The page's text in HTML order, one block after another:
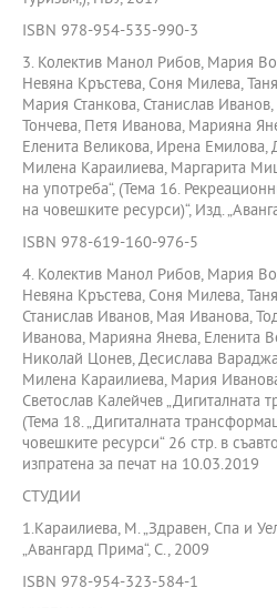
ISBN 978-954-535-990-3
3. Колектив Манол Рибов, Мария
Невяна Кръстева, Соня Милева,
Мария Станкова, Станислав
Тончева, Петя Иванова, Марияна
Еленита Великова, Ирена Емилова,
Милена Караилиева, Маргарита
на употреба“, (Тема 16.
на човешките ресурси)“, Изд.
ISBN 978-619-160-976-5
4. Колектив Манол Рибов, Мария
Невяна Кръстева, Соня Милева,
Станислав Иванов, Мая Иванова,
Иванова, Марияна Янева, Еленита
Николай Цонев, Десислава
Милена Караилиева, Мария
Светослав Калейчев „Дигиталната
(Тема 18. „Дигиталната
човешките ресурси“ 26 стр. в
изпратена за печат на 10.03.2019
СТУДИИ
1.Караилиева, М. „Здравен, Спа и
„Авангард Прима“, С., 2009
ISBN 978-954-323-584-1